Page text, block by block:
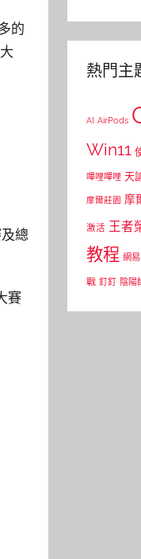
的
總
賽
熱門主
AI AirPods
Win11
嗶哩嗶哩 天
摩爾莊園 摩
激活 王者
教程 網
戰 釘釘 陰陽